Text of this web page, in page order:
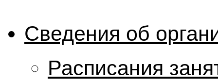
Сведения об
Расписания